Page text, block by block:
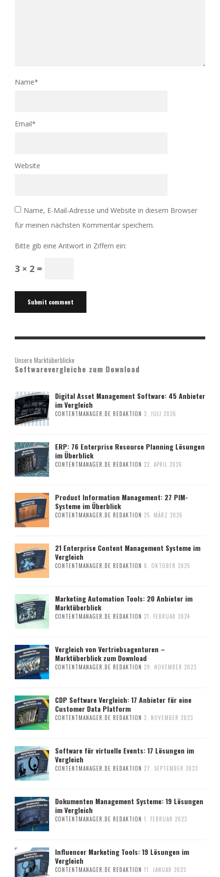
Name*
Email*
Website
Name, E-Mail-Adresse und Website in diesem Browser
für meinen nächsten Kommentar speichern.
Bitte gib eine Antwort in Ziffern ein:
3 × 2 =
Unsere Marktüberblicke
Softwarevergleiche zum Download
Digital Asset Management Software: 45 Anbieter
im Vergleich
CONTENTMANAGER.DE REDAKTION 2. JULI 2026
ERP: 76 Enterprise Resource Planning Lösungen
im Überblick
CONTENTMANAGER.DE REDAKTION 22. APRIL 2026
Product Information Management: 27 PIM-
Systeme im Überblick
CONTENTMANAGER.DE REDAKTION 25. MÄRZ 2026
21 Enterprise Content Management Systeme im
Vergleich
CONTENTMANAGER.DE REDAKTION 8. OKTOBER 2025
Marketing Automation Tools: 20 Anbieter im
Marktüberblick
CONTENTMANAGER.DE REDAKTION 21. FEBRUAR 2024
Vergleich von Vertriebsagenturen –
Marktüberblick zum Download
CONTENTMANAGER.DE REDAKTION 29. NOVEMBER 2023
CDP Software Vergleich: 17 Anbieter für eine
Customer Data Platform
CONTENTMANAGER.DE REDAKTION 2. NOVEMBER 2023
Software für virtuelle Events: 17 Lösungen im
Vergleich
CONTENTMANAGER.DE REDAKTION 27. SEPTEMBER 2023
Dokumenten Management Systeme: 19 Lösungen
im Vergleich
CONTENTMANAGER.DE REDAKTION 1. FEBRUAR 2023
Influencer Marketing Tools: 19 Lösungen im
Vergleich
CONTENTMANAGER.DE REDAKTION 11. JANUAR 2023